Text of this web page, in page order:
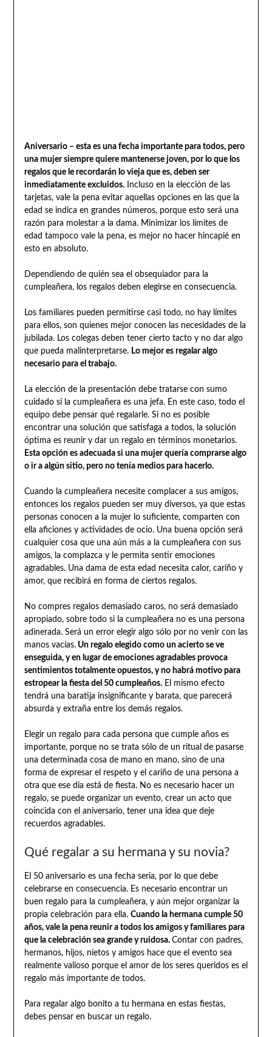
Aniversario – esta es una fecha importante para todos, pero
una mujer siempre quiere mantenerse joven, por lo que los
regalos que le recordarán lo vieja que es, deben ser
inmediatamente excluidos.Incluso en la elección de las
tarjetas, vale la pena evitar aquellas opciones en las que la
edad se indica en grandes números, porque esto será una
razón para molestar a la dama. Minimizar los límites de
edad tampoco vale la pena, es mejor no hacer hincapié en
esto en absoluto.
Dependiendo de quién sea el obsequiador para la
cumpleañera, los regalos deben elegirse en consecuencia.
Los familiares pueden permitirse casi todo, no hay límites
para ellos, son quienes mejor conocen las necesidades de la
jubilada. Los colegas deben tener cierto tacto y no dar algo
que pueda malinterpretarse. Lo mejor es regalar algo
necesario para el trabajo.
La elección de la presentación debe tratarse con sumo
cuidado si la cumpleañera es una jefa. En este caso, todo el
equipo debe pensar qué regalarle. Si no es posible
encontrar una solución que satisfaga a todos, la solución
óptima es reunir y dar un regalo en términos monetarios.
Esta opción es adecuada si una mujer quería comprarse algo
o ir a algún sitio, pero no tenía medios para hacerlo.
Cuando la cumpleañera necesite complacer a sus amigos,
entonces los regalos pueden ser muy diversos, ya que estas
personas conocen a la mujer lo suficiente, comparten con
ella aficiones y actividades de ocio. Una buena opción será
cualquier cosa que una aún más a la cumpleañera con sus
amigos, la complazca y le permita sentir emociones
agradables. Una dama de esta edad necesita calor, cariño y
amor, que recibirá en forma de ciertos regalos.
No compres regalos demasiado caros, no será demasiado
apropiado, sobre todo si la cumpleañera no es una persona
adinerada. Será un error elegir algo sólo por no venir con las
manos vacías.Un regalo elegido como un acierto se ve
enseguida, y en lugar de emociones agradables provoca
sentimientos totalmente opuestos, y no habrá motivo para
estropear la fiesta del 50 cumpleaños.El mismo efecto
tendrá una baratija insignificante y barata, que parecerá
absurda y extraña entre los demás regalos.
Elegir un regalo para cada persona que cumple años es
importante, porque no se trata sólo de un ritual de pasarse
una determinada cosa de mano en mano, sino de una
forma de expresar el respeto y el cariño de una persona a
otra que ese día está de fiesta. No es necesario hacer un
regalo, se puede organizar un evento, crear un acto que
coincida con el aniversario, tener una idea que deje
recuerdos agradables.
Qué regalar a su hermana y su novia?
El 50 aniversario es una fecha seria, por lo que debe
celebrarse en consecuencia. Es necesario encontrar un
buen regalo para la cumpleañera, y aún mejor organizar la
propia celebración para ella. Cuando la hermana cumple 50
años, vale la pena reunir a todos los amigos y familiares para
que la celebración sea grande y ruidosa. Contar con padres,
hermanos, hijos, nietos y amigos hace que el evento sea
realmente valioso porque el amor de los seres queridos es el
regalo más importante de todos.
Para regalar algo bonito a tu hermana en estas fiestas,
debes pensar en buscar un regalo.